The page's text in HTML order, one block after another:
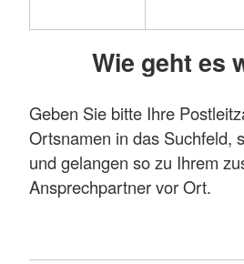
Wie geht es
Geben Sie bitte Ihre
Ortsnamen in das Suchfeld,
und gelangen so zu Ihrem
Ansprechpartner vor Ort.